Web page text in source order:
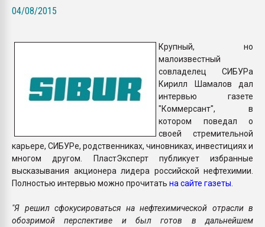
04/08/2015
Крупный, но
малоизвестный
совладелец СИБУРа
Кирилл Шамалов дал
интервью газете
"Коммерсант", в
котором поведал о
своей стремительной
карьере, СИБУРе, родственниках, чиновниках, инвестициях и
многом другом. ПластЭксперт публикует избранные
высказывания акционера лидера российской нефтехимии.
Полностью интервью можно прочитать на сайте газеты
"Я решил сфокусироваться на нефтехимической отрасли в
обозримой перспективе и был готов в дальнейшем